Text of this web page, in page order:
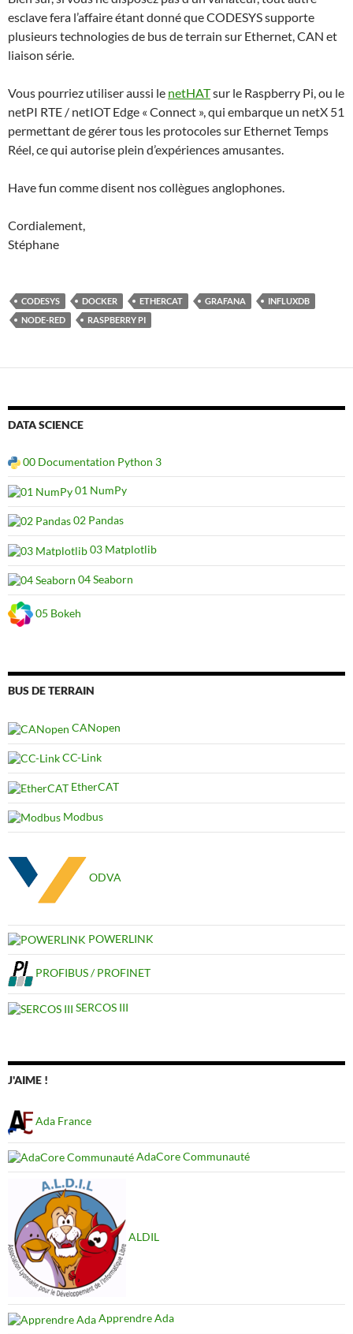
esclave fera l’affaire étant donné que CODESYS supporte
plusieurs technologies de bus de terrain sur Ethernet, CAN et
liaison série.
Vous pourriez utiliser aussi le netHATsur le Raspberry Pi, ou le
netPI RTE / netIOT Edge « Connect », qui embarque un netX 51
permettant de gérer tous les protocoles sur Ethernet Temps
Réel, ce qui autorise plein d’expériences amusantes.
Have fun comme disent nos collègues anglophones.
Cordialement,
Stéphane
CODESYS DOCKER ETHERCAT GRAFANA
INFLUXDB
NODE-RED
RASPBERRY PI
DATA SCIENCE
00 Documentation Python 3
01 NumPy
02 Pandas
03 Matplotlib
04 Seaborn
05 Bokeh
BUS DE TERRAIN
CANopen
CC-Link
EtherCAT
Modbus
ODVA
POWERLINK
PROFIBUS / PROFINET
SERCOS III
J'AIME !
Ada France
AdaCore Communauté
ALDIL
Apprendre Ada